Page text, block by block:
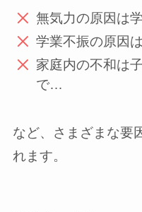
無気力の原因は
学業不振の原因
家庭内の不和は
で…
など、さまざまな要
れます。